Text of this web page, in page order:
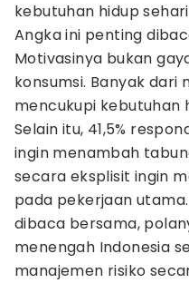
kebutuhan hidup
Angka ini penting
Motivasinya bukan
konsumsi. Banyak
mencukupi kebutuhan
Selain itu, 41,5%
ingin menambah
secara eksplisit ingin
pada pekerjaan
dibaca bersama,
menengah Indonesia
manajemen risiko